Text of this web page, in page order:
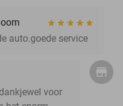
auto.goede service
voor